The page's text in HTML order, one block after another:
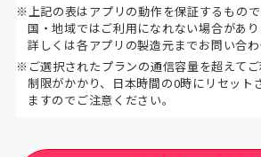
※上記の表はアプリの動作を保証するもの
国・地域ではご利用になれない場合があり
詳しくは各アプリの製造元までお問い合わ
※ご選択されたプランの通信容量を超えて
制限がかかり、日本時間の0時にリセット
ますのでご注意ください。